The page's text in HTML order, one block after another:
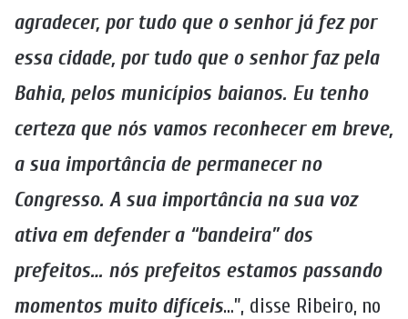
agradecer, por tudo que o senhor já fez por
essa cidade, por tudo que o senhor faz pela
Bahia, pelos municípios baianos. Eu tenho
certeza que nós vamos reconhecer em breve,
a sua importância de permanecer no
Congresso. A sua importância na sua voz
ativa em defender a “bandeira” dos
prefeitos… nós prefeitos estamos passando
momentos muito difíceis…”, disse Ribeiro, no